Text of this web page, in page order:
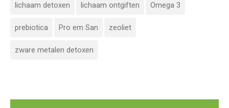
lichaam detoxen lichaam ontgiften Omega 3
prebiotica Pro em San zeoliet
zware metalen detoxen